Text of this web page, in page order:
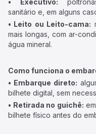
• Executivo:
sanitário e, em alguns
• Leito ou Leito-cama:
mais longas, com ar-
água mineral.
Como funciona o
• Embarque direto:
bilhete digital, sem
• Retirada no guichê:
bilhete físico antes do